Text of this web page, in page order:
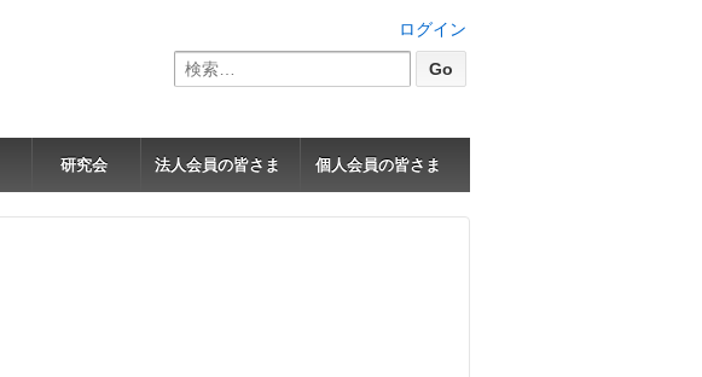
ログイン
検
索:
研究会 法人会員の皆さま 個人会員の皆さま